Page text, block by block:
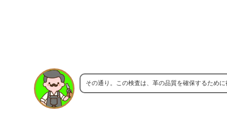
その通り。この検査は、革の品質を確保するため